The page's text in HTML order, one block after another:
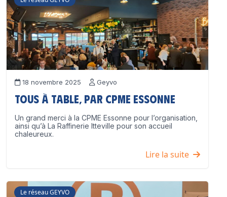
18 novembre 2025 Geyvo
Tous à table, par CPME Essonne
Un grand merci à la CPME Essonne pour l’organisation,
ainsi qu’à La Raffinerie Itteville pour son accueil
chaleureux.
Lire la suite
Le réseau GEYVO